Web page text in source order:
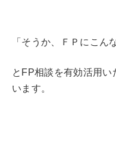
「そうか、ＦＰにこん
とFP相談を有効活用い
います。